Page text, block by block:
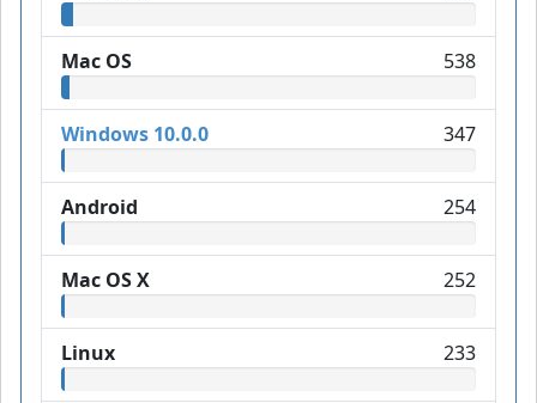
Mac OS 538
Windows 10.0.0 347
Android 254
Mac OS X 252
Linux 233